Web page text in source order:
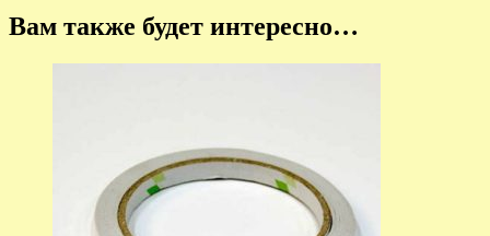
Вам также будет интересно…